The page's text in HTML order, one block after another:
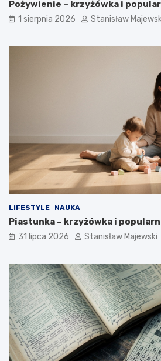
Pożywienie – krzyżówka i
1 sierpnia 2026 Stanisław
LIFESTYLE NAUKA
Piastunka – krzyżówka i
31 lipca 2026 Stanisław Majewski